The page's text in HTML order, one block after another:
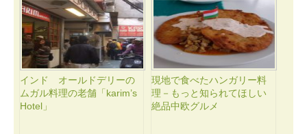
インド オールドデリーの
ムガル料理の老舗「karim’s
Hotel」
現地で食べたハンガリー料
理－もっと知られてほしい
絶品中欧グルメ